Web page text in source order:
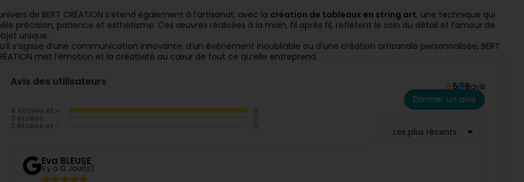
de BERT CRÉATION s’étend également à l’artisanat, avec la création de tableaux en string art, une technique qui
précision, patience et esthétisme. Ces œuvres réalisées à la main, fil après fil, reflètent le soin du détail et l’amour de
unique.
s’agisse d’une communication innovante, d’un événement inoubliable ou d’une création artisanale personnalisée, BERT
met l’émotion et la créativité au cœur de tout ce qu’elle entreprend.
Avis des utilisateurs 5 6avis
4 étoiles et +
3 étoiles
2 étoiles et -
Donner un avis
Les plus récents
Eva BLEUSE
Il y a 12 Jour(s)